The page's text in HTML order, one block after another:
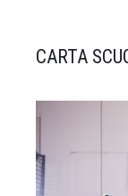
CARTA